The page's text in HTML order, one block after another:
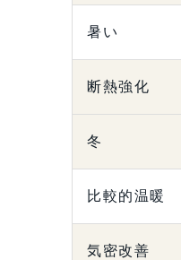
暑い
断熱強化
冬
比較的温暖
気密改善